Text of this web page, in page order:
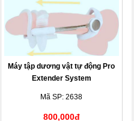
Máy tập dương vật tự động Pro
Extender System
Mã SP: 2638
800,000đ